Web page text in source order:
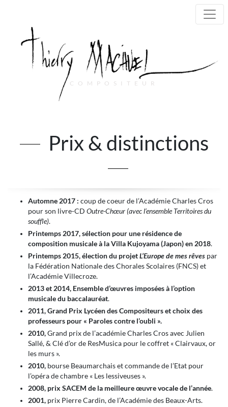
COMPOSITEUR
Main Navigation
Prix & distinctions
Automne 2017 : coup de coeur de l’Académie Charles Cros
pour son livre-CD Outre-Chœur (avec l’ensemble Territoires du
souffle).
Printemps 2017, sélection pour une résidence de
composition musicale à la Villa Kujoyama (Japon) en 2018.
Printemps 2015, élection du projetL’Europe de mes rêves par
la Fédération Nationale des Chorales Scolaires (FNCS) et
l’Académie Villecroze.
2013 et 2014, Ensemble d’œuvres imposées à l’option
musicale du baccalauréat.
2011, Grand Prix Lycéen des Compositeurs et choix des
professeurs pour « Paroles contre l’oubli ».
2010,Grand prix de l’académie Charles Cros avec Julien
Sallé, & Clé d’or de ResMusica pour le coffret « Clairvaux, or
les murs ».
2010, bourse Beaumarchais et commande de l’Etat pour
l’opéra de chambre « Les lessiveuses ».
2008, prix SACEM de la meilleure œuvre vocale de l’année.
2001, prix Pierre Cardin, de l’Académie des Beaux-Arts.